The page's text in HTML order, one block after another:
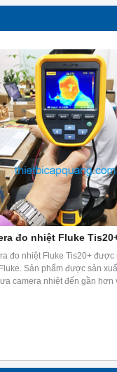
quang vạn năng
hãng EXFO
vạn năng Explorer
EXFO- Canada, sản phẩm
với nhiều chức năng hiệu
thông hiện nay.
đo nhiệt Fluke
đo nhiệt Fluke Tis20+
Sản phẩm được sản
camera nhiệt đến gần hơn